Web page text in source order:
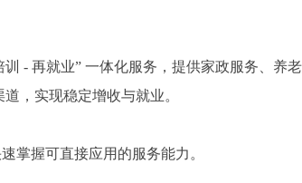
- 再就业” 一体化服务，提供家政服务、养老
，实现稳定增收与就业。
掌握可直接应用的服务能力。